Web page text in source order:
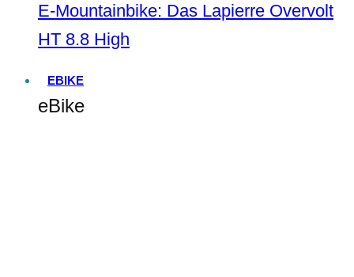
E-Mountainbike: Das Lapierre Overvolt
HT 8.8 High
EBIKE
eBike